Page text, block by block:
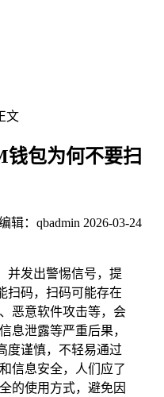
文
包为何不要扫
辑：qbadmin 2026-03-24
并发出警惕信号，提
扫码，扫码可能存在
恶意软件攻击等，会
息泄露等严重后果，
度谨慎，不轻易通过
信息安全，人们应了
的使用方式，避免因